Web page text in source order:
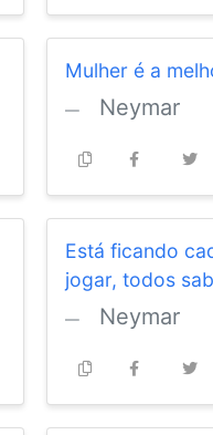
Mulher é a
Neymar
Está ficando
jogar, todos
Neymar